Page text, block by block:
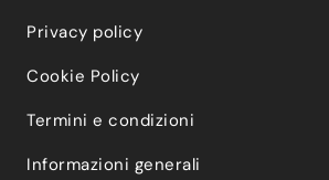
Privacy policy
Cookie Policy
Termini e condizioni
Informazioni generali